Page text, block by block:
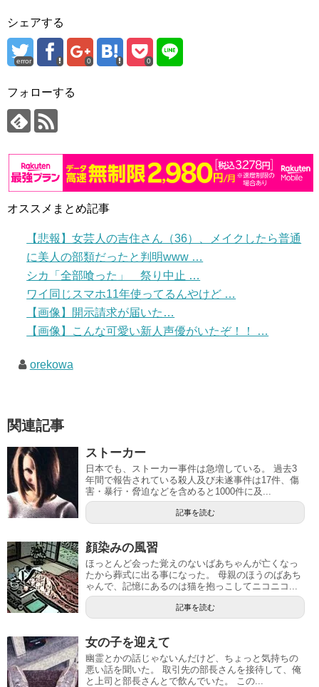
シェアする
error 0 0
フォローする
オススメまとめ記事
【悲報】女芸人の吉住さん（36）、メイクしたら普通
に美人の部類だったと判明www …
シカ「全部喰った」 祭り中止 …
ワイ同じスマホ11年使ってるんやけど …
【画像】開示請求が届いた…
【画像】こんな可愛い新人声優がいたぞ！！ …
orekowa
関連記事
ストーカー
日本でも、ストーカー事件は急増している。 過去3
年間で報告されている殺人及び未遂事件は17件、傷
害・暴行・脅迫などを含めると1000件に及...
記事を読む
顔染みの風習
ほっとんど会った覚えのないばあちゃんが亡くなっ
たから葬式に出る事になった。 母親のほうのばあち
ゃんで、記憶にあるのは猫を抱っこしてニコニコ...
記事を読む
女の子を迎えて
幽霊とかの話じゃないんだけど、ちょっと気持ちの
悪い話を聞いた。 取引先の部長さんを接待して、俺
と上司と部長さんとで飲んでいた。 この...